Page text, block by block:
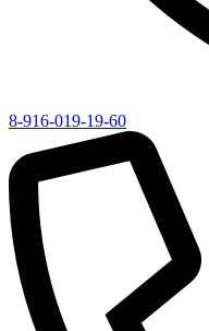
8-916-019-19-60